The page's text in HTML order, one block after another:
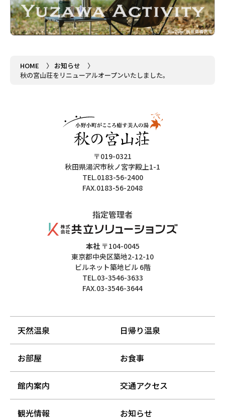
HOME
お知らせ
秋の宮山荘をリニューアルオープンいたしました。
〒019-0321
秋田県湯沢市秋ノ宮字殿上1-1
TEL.0183-56-2400
FAX.0183-56-2048
指定管理者
本社〒104-0045
東京都中央区築地2-12-10
ビルネット築地ビル 6階
TEL.03-3546-3633
FAX.03-3546-3644
天然温泉 日帰り温泉
お部屋 お食事
館内案内 交通アクセス
観光情報 お知らせ